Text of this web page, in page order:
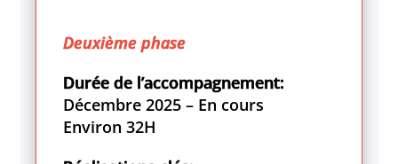
Deuxième phase
Durée de l’accompagnement:
Décembre 2025 – En cours
Environ 32H